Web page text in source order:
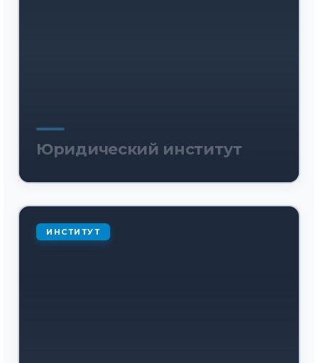
Юридический институт
ИНСТИТУТ